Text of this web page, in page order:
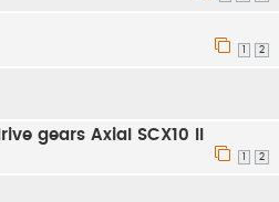
1 2
gears Axial SCX10 II
2